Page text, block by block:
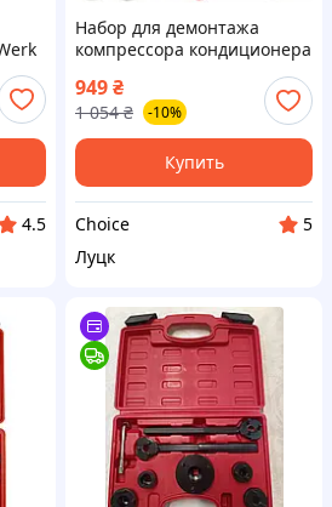
1.5
5 м
4.5
Набор для демонтажа
компрессора кондиционера
949₴
1 054 ₴ -10%
Купить
Choice
5
Луцк